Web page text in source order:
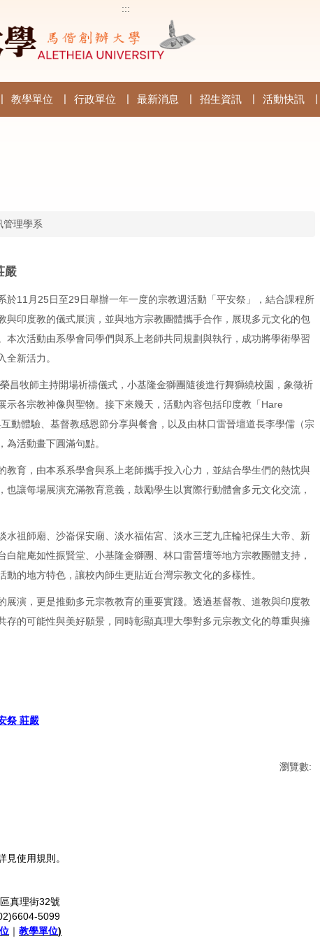
:::
教學單位 行政單位 最新消息 招生資訊 活動快訊
管理學系
嚴
於11月25日至29日舉辦一年一度的宗教週活動「平安祭」，結合課程所
與印度教的儀式展演，並與地方宗教團體攜手合作，展現多元文化的包
本次活動由系學會同學們與系上老師共同規劃與執行，成功將學術學習
全新活力。
昌牧師主持開場祈禱儀式，小基隆金獅團隨後進行舞獅繞校園，象徵祈
示各宗教神像與聖物。接下來幾天，活動內容包括印度教「Hare
動體驗、基督教感恩節分享與餐會，以及由林口雷晉壇道長李學儒（宗
活動畫下圓滿句點。
教育，由本系系學會與系上老師攜手投入心力，並結合學生們的熱忱與
也讓每場展演充滿教育意義，鼓勵學生以實際行動體會多元文化交流，
水祖師廟、沙崙保安廟、淡水福佑宮、淡水三芝九庄輪祀保生大帝、新
白龍庵如性振賢堂、小基隆金獅團、林口雷晉壇等地方宗教團體支持，
的地方特色，讓校內師生更貼近台灣宗教文化的多樣性。
展演，更是推動多元宗教教育的重要實踐。透過基督教、道教與印度教
存的可能性與美好願景，同時彰顯真理大學對多元宗教文化的尊重與擁
祭 莊嚴
瀏覽數:
見使用規則。
真理街32號
5099
｜ 教學單位)